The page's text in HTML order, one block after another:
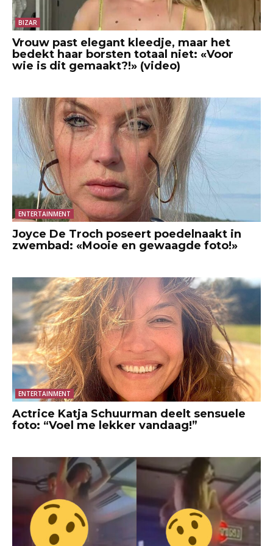
BIZAR
Vrouw past elegant kleedje, maar het
bedekt haar borsten totaal niet: «Voor
wie is dit gemaakt?!» (video)
ENTERTAINMENT
Joyce De Troch poseert poedelnaakt in
zwembad: «Mooie en gewaagde foto!»
ENTERTAINMENT
Actrice Katja Schuurman deelt sensuele
foto: “Voel me lekker vandaag!”